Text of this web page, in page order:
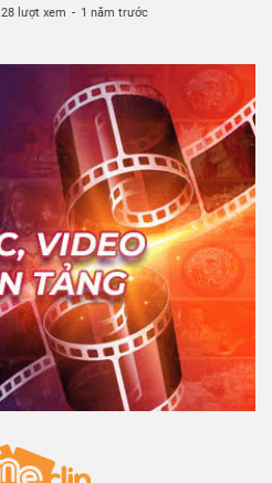
28 lượt xem - 1 năm trước